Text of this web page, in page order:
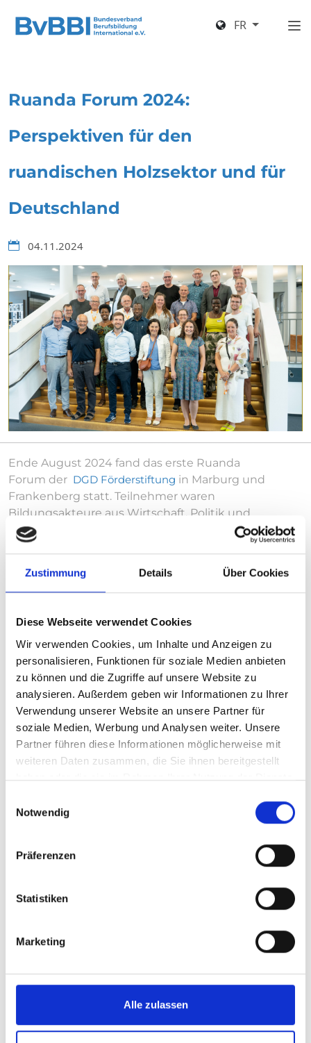
Zustimmung Details Über Cookies
Diese Webseite verwendet Cookies
Wir verwenden Cookies, um Inhalte und Anzeigen zu
personalisieren, Funktionen für soziale Medien anbieten
zu können und die Zugriffe auf unsere Website zu
analysieren. Außerdem geben wir Informationen zu Ihrer
Verwendung unserer Website an unsere Partner für
soziale Medien, Werbung und Analysen weiter. Unsere
Partner führen diese Informationen möglicherweise mit
weiteren Daten zusammen, die Sie ihnen bereitgestellt
haben oder die sie im Rahmen Ihrer Nutzung der Dienste
Notwendig
Präferenzen
Statistiken
Marketing
Alle zulassen
FR
Ruanda Forum 2024:
Perspektiven für den
ruandischen Holzsektor und für
Deutschland
04.11.2024
Ende August 2024 fand das erste Ruanda
Forum der DGD Förderstiftung in Marburg und
Frankenberg statt. Teilnehmer waren
Bildungsakteure aus Wirtschaft, Politik und
Zivilgesellschaft, deren Ziel es ist, ein starkes
Netzwerk zu schaffen, um die Berufsausbildung im
Standards anzupassen. So soll Mobilität auf lokaler,
regionaler und internationaler Ebene gefördert
Der Internationale Bund (IB) e.V. engagiert sich seit
2021 für eine bessere Berufsausbildung im
Holzsektor in Ruanda. Über das Projekt “proWOOD
setzt er sich dafür ein, Innovations- und
Wettbewerbsfähigkeit von Unternehmenden der
holzverarbeitenden Industrie zu fördern, und junge
Menschen fit für den Arbeitsmarkt zu machen. Das
Projekt wird vomBundesministerium für
Der IB unterstützt außerdem Fachkräfte und
Arbeitsmigration nach Deutschland, inklusive der
entsprechenden notwendigen behördlichen
Neben Vertretern des IB kamen bei dem Forum
sehr unterschiedliche Akteure zusammen, um zu
sehen, wie man künftig weiter vorgehen kann: unter
, und die
Entwicklungsorganisation Sequa gGmbH WBS.